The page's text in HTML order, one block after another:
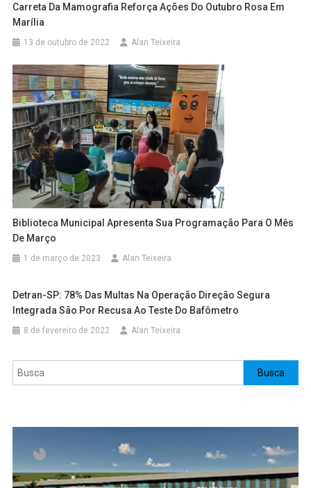
Carreta Da Mamografia Reforça Ações Do Outubro Rosa Em
Marília
13 de outubro de 2022 Alan Teixeira
Biblioteca Municipal Apresenta Sua Programação Para O Mês
De Março
1 de março de 2023 Alan Teixeira
Detran-SP: 78% Das Multas Na Operação Direção Segura
Integrada São Por Recusa Ao Teste Do Bafômetro
8 de fevereiro de 2022 Alan Teixeira
Pesquisar Busca